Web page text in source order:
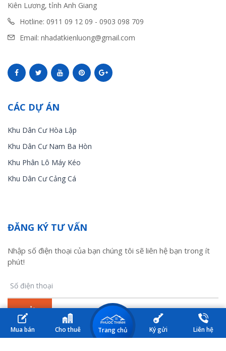
Kiên Lương, tỉnh Anh Giang
Hotline: 0911 09 12 09 - 0903 098 709
Email: nhadatkienluong@gmail.com
Mua bán Cho thuê Trang chủ Ký gửi Liên hệ
CÁC DỰ ÁN
Khu Dân Cư Hòa Lập
Khu Dân Cư Nam Ba Hòn
Khu Phân Lô Máy Kéo
Khu Dân Cư Cảng Cá
ĐĂNG KÝ TƯ VẤN
Nhập số điện thoại của bạn chúng tôi sẽ liên hệ bạn trong ít
phút!